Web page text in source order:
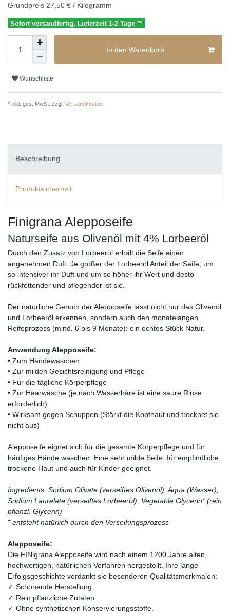
Grundpreis 27,50 € / Kilogramm
Sofort versandfertig, Lieferzeit 1-2 Tage **
In den Warenkorb
Wunschliste
* inkl. ges. MwSt. zzgl. Versandkosten
Beschreibung
Produktsicherheit
Finigrana Alepposeife
Naturseife aus Olivenöl mit 4% Lorbeeröl
Durch den Zusatz von Lorbeeröl erhält die Seife einen
angenehmen Duft. Je größer der Lorbeeröl Anteil der Seife, um
so intensiver ihr Duft und um so höher ihr Wert und desto
rückfettender und pflegender ist sie.
Der natürliche Geruch der Alepposeife lässt nicht nur das Olivenöl
und Lorbeeröl erkennen, sondern auch den monatelangen
Reifeprozess (mind. 6 bis 9 Monate): ein echtes Stück Natur.
Anwendung Alepposeife:
• Zum Händewaschen
• Zur milden Gesichtsreinigung und Pflege
• Für die tägliche Körperpflege
• Zur Haarwäsche (je nach Wasserhäre ist eine saure Rinse
erforderlich)
• Wirksam gegen Schuppen (Stärkt die Kopfhaut und trocknet sie
nicht aus)
Alepposeife eignet sich für die gesamte Körperpflege und für
häufiges Hände waschen. Eine sehr milde Seife, für empfindliche,
trockene Haut und auch für Kinder geeignet.
Ingredients: Sodium Olivate (verseiftes Olivenöl), Aqua (Wasser),
Sodium Laurelate (verseiftes Lorbeeröl), Vegetable Glycerin* (rein
pflanzl. Glycerin)
* entsteht natürlich durch den Verseifungsprozess
Alepposeife:
Die FINigrana Alepposeife wird nach einem 1200 Jahre alten,
hochwertigen, natürlichen Verfahren hergestellt. Ihre lange
Erfolgsgeschichte verdankt sie besonderen Qualitätsmerkmalen:
✓ Schonende Herstellung.
✓ Rein pflanzliche Zutaten
✓ Ohne synthetischen Konservierungsstoffe.